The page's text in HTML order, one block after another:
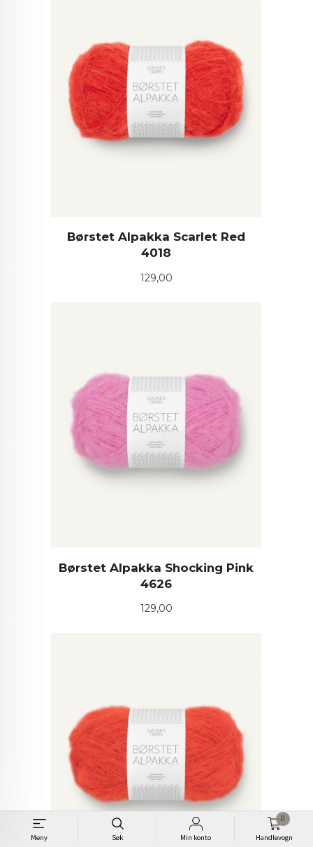
Meny Søk Min konto Handlevogn
0
Børstet Alpakka Scarlet Red
4018
Pris
129,00
Børstet Alpakka Shocking Pink
4626
Pris
129,00